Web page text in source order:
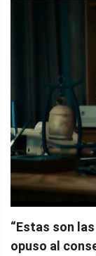
“Estas son
opuso al